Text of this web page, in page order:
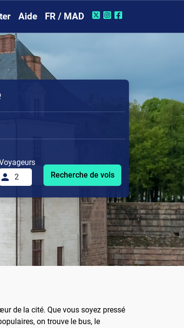
Aide FR / MAD
Recherche de vols
de la cité. Que vous soyez pressé
on trouve le bus, le